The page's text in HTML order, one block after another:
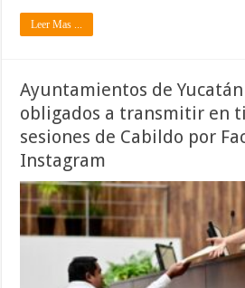
Leer Mas ...
Ayuntamientos de
obligados a transmitir en
sesiones de Cabildo por
Instagram